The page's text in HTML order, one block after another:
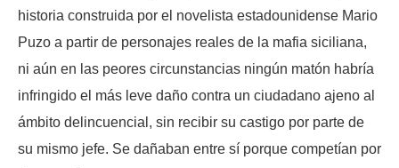
historia construida por el novelista estadounidense Mario
Puzo a partir de personajes reales de la mafia siciliana,
ni aún en las peores circunstancias ningún matón habría
infringido el más leve daño contra un ciudadano ajeno al
ámbito delincuencial, sin recibir su castigo por parte de
su mismo jefe. Se dañaban entre sí porque competían por